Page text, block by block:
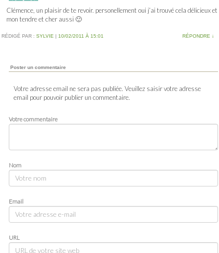
Clémence, un plaisir de te revoir. personellement oui j’ai trouvé cela délicieux et
mon tendre et cher aussi 🙂
RÉDIGÉ PAR : SYLVIE | 10/02/2011 À 15:01 RÉPONDRE ↓
Poster un commentaire
Votre adresse email ne sera pas publiée. Veuillez saisir votre adresse
email pour pouvoir publier un commentaire.
Votre commentaire
Nom
Email
URL